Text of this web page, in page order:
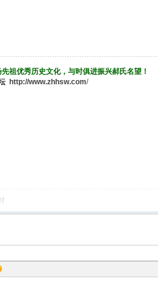
祖优秀历史文化，与时俱进振兴郝氏名望！
http://www.zhhsw.com/